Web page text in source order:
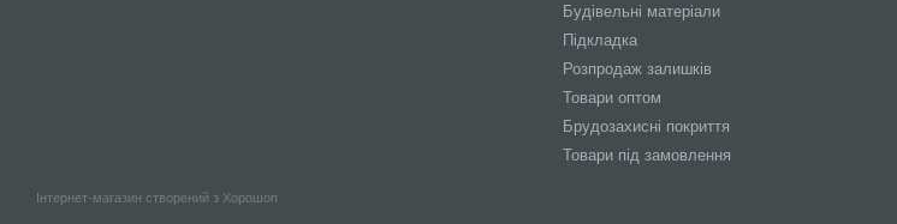
Інтернет-магазин створений з Хорошоп
Будівельні матеріали
Підкладка
Розпродаж залишків
Товари оптом
Брудозахисні покриття
Товари під замовлення